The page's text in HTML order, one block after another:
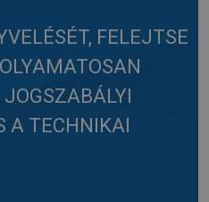
FELEJTSE
A TECHNIKAI